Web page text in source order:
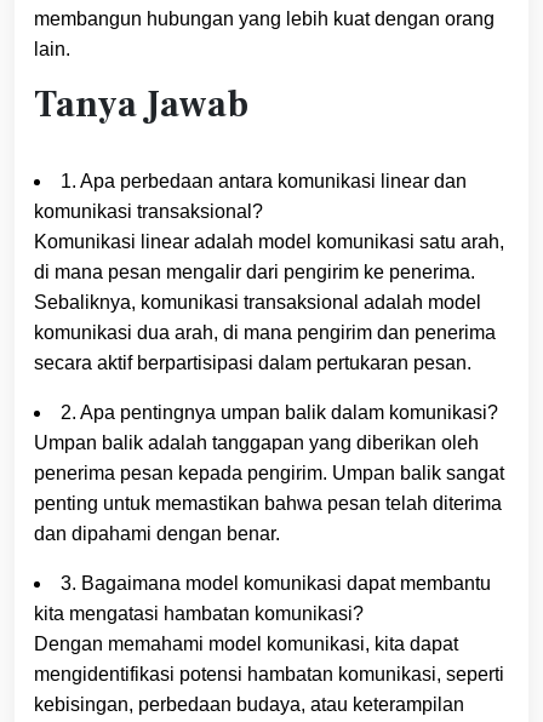
membangun hubungan yang lebih kuat dengan orang
lain.
Tanya Jawab
1. Apa perbedaan antara komunikasi linear dan
komunikasi transaksional?
Komunikasi linear adalah model komunikasi satu arah,
di mana pesan mengalir dari pengirim ke penerima.
Sebaliknya, komunikasi transaksional adalah model
komunikasi dua arah, di mana pengirim dan penerima
secara aktif berpartisipasi dalam pertukaran pesan.
2. Apa pentingnya umpan balik dalam komunikasi?
Umpan balik adalah tanggapan yang diberikan oleh
penerima pesan kepada pengirim. Umpan balik sangat
penting untuk memastikan bahwa pesan telah diterima
dan dipahami dengan benar.
3. Bagaimana model komunikasi dapat membantu
kita mengatasi hambatan komunikasi?
Dengan memahami model komunikasi, kita dapat
mengidentifikasi potensi hambatan komunikasi, seperti
kebisingan, perbedaan budaya, atau keterampilan